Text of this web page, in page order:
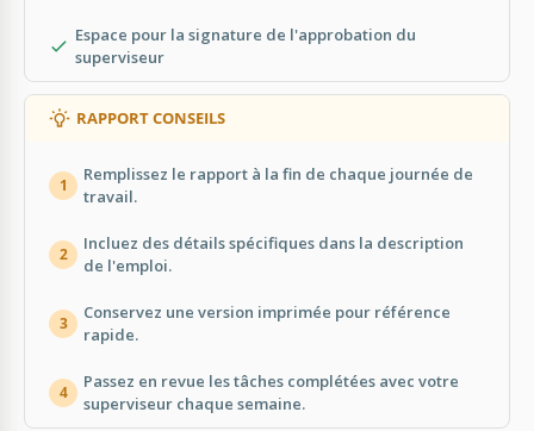
Espace pour la signature de l'approbation du
superviseur
RAPPORT CONSEILS
1
Remplissez le rapport à la fin de chaque journée de
travail.
2
Incluez des détails spécifiques dans la description
de l'emploi.
3
Conservez une version imprimée pour référence
rapide.
4
Passez en revue les tâches complétées avec votre
superviseur chaque semaine.